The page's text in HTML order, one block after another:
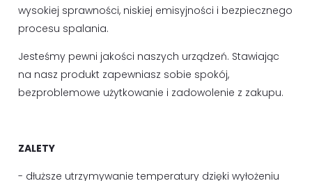
wysokiej sprawności, niskiej emisyjności i bezpiecznego
procesu spalania.
Jesteśmy pewni jakości naszych urządzeń. Stawiając
na nasz produkt zapewniasz sobie spokój,
bezproblemowe użytkowanie i zadowolenie z zakupu.
ZALETY
- dłuższe utrzymywanie temperatury dzięki wyłożeniu